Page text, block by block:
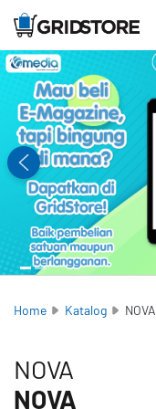
Home Katalog NOVA
NOVA
NOVA